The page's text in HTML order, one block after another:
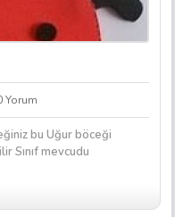
Yorum
bu Uğur böceği
Sınıf mevcudu